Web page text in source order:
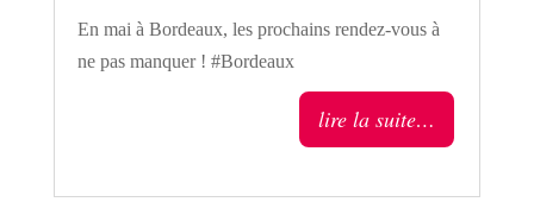
En mai à Bordeaux, les prochains rendez-vous à
ne pas manquer ! #Bordeaux
lire la suite…